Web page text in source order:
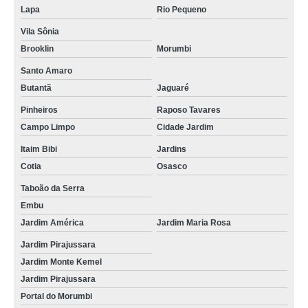
preço de clínica veterinária cirurgia Itaim Bibi
preço de cirurgia limpeza tártaro em cães Lapa
quanto custa medicina veterinária cirurgia Vila Sônia
cirurgia limpeza tártaro em cães preço Campo Limpo
quanto custa cirurgia de veterinária Vila Sônia
cirurgia limpeza tártaro em gatos Brooklin
cirurgia veterinária preço Jardins
cirurgia veterinária cachorro preço Brooklin
cirurgia veterinária cachorro Jardim Monte Kemel
clínica veterinária cirurgia preço Jardim Maria Rosa
cirurgias veterinárias cachorro Portal do Morumbi
Lapa Rio Pequeno
Vila Sônia
Brooklin
Morumbi
Santo Amaro
Butantã
Jaguaré
Pinheiros
Raposo Tavares
Campo Limpo
Cidade Jardim
Itaim Bibi
Jardins
Cotia
Osasco
Taboão da Serra
Embu
Jardim América
Jardim Maria Rosa
Jardim Pirajussara
Jardim Monte Kemel
Jardim Pirajussara
Portal do Morumbi